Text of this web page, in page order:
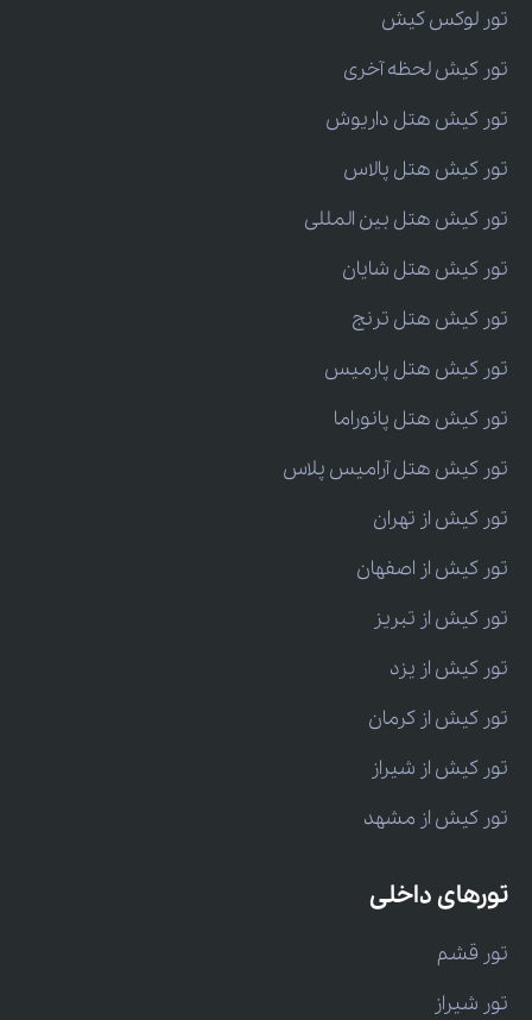
تور لوکس کیش
تور کیش لحظه آخری
تور کیش هتل داریوش
تور کیش هتل پالاس
تور کیش هتل بین المللی
تور کیش هتل شایان
تور کیش هتل ترنج
تور کیش هتل پارمیس
تور کیش هتل پانوراما
تور کیش هتل آرامیس پلاس
تور کیش از تهران
تور کیش از اصفهان
تور کیش از تبریز
تور کیش از یزد
تور کیش از کرمان
تور کیش از شیراز
تور کیش از مشهد
تورهای داخلی
تور قشم
تور شیراز